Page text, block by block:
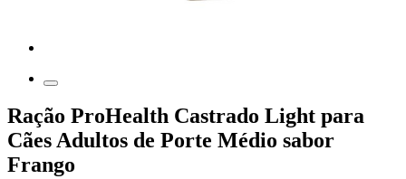
Ração ProHealth Castrado Light para
Cães Adultos de Porte Médio sabor
Frango